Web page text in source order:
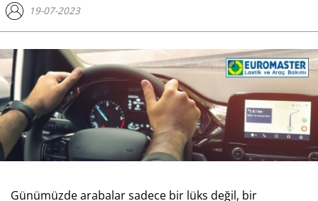
19-07-2023
Günümüzde arabalar sadece bir lüks değil, bir